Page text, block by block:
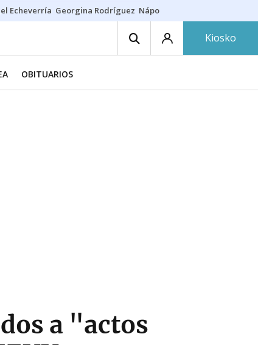
Echeverría Georgina Rodríguez Nápoles - Osasuna
Kiosko
OBITUARIOS
a "actos